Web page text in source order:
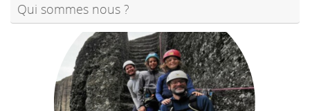
Qui sommes nous ?